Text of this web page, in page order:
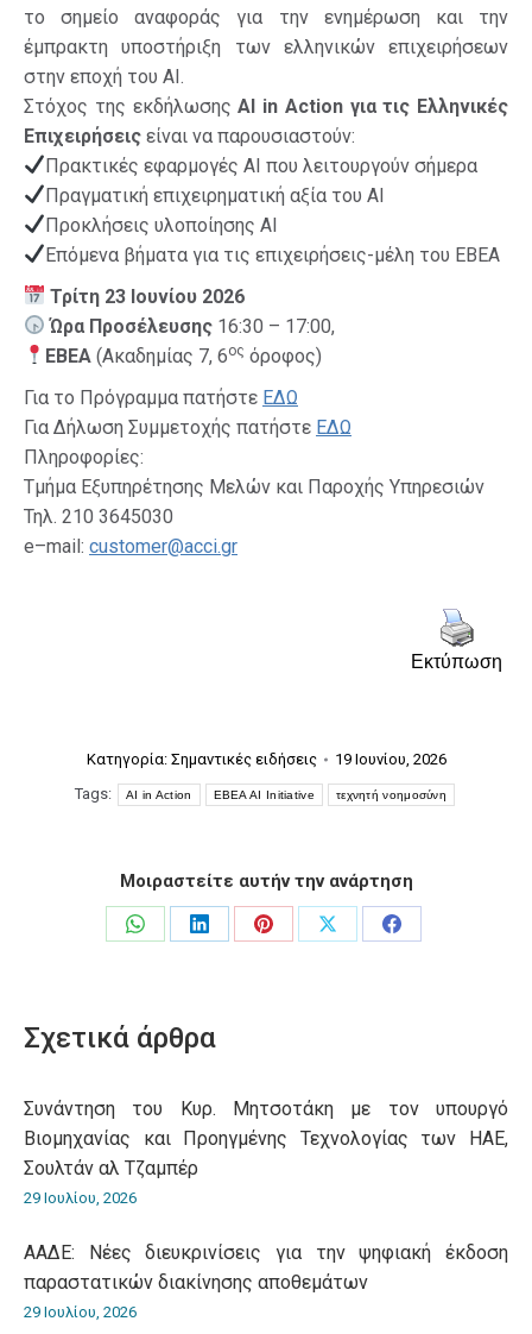
το σημείο αναφοράς για την ενημέρωση και την
έμπρακτη υποστήριξη των ελληνικών επιχειρήσεων
στην εποχή του AI.
Στόχος της εκδήλωσηςAI in Action για τις Ελληνικές
Επιχειρήσεις είναι να παρουσιαστούν:
Πρακτικές εφαρμογές AI που λειτουργούν σήμερα
Πραγματική επιχειρηματική αξία του AI
Προκλήσεις υλοποίησης AI
Επόμενα βήματα για τις επιχειρήσεις-μέλη του ΕΒΕΑ
Τρίτη 23 Ιουνίου 2026
Ώρα Προσέλευσης 16:30 – 17:00,
ΕΒΕΑ(Ακαδημίας 7, 6ος όροφος)
Για το Πρόγραμμα πατήστε ΕΔΩ
Για Δήλωση Συμμετοχής πατήστε ΕΔΩ
Πληροφορίες:
Τμήμα Εξυπηρέτησης Μελών και Παροχής Υπηρεσιών
Τηλ. 210 3645030
e–mail: customer@acci.gr
Εκτύπωση
Κατηγορία: Σημαντικές ειδήσεις
19 Ιουνίου, 2026
Tags:
AI in Action EBEA AI Initiative τεχνητή νοημοσύνη
Μοιραστείτε αυτήν την ανάρτηση
Share
Share
Share
Share
Share
Σχετικά άρθρα
Συνάντηση του Κυρ. Μητσοτάκη με τον υπουργό
Βιομηχανίας και Προηγμένης Τεχνολογίας των ΗΑΕ,
Σουλτάν αλ Τζαμπέρ
29 Ιουλίου, 2026
ΑΑΔΕ: Νέες διευκρινίσεις για την ψηφιακή έκδοση
παραστατικών διακίνησης αποθεμάτων
29 Ιουλίου, 2026